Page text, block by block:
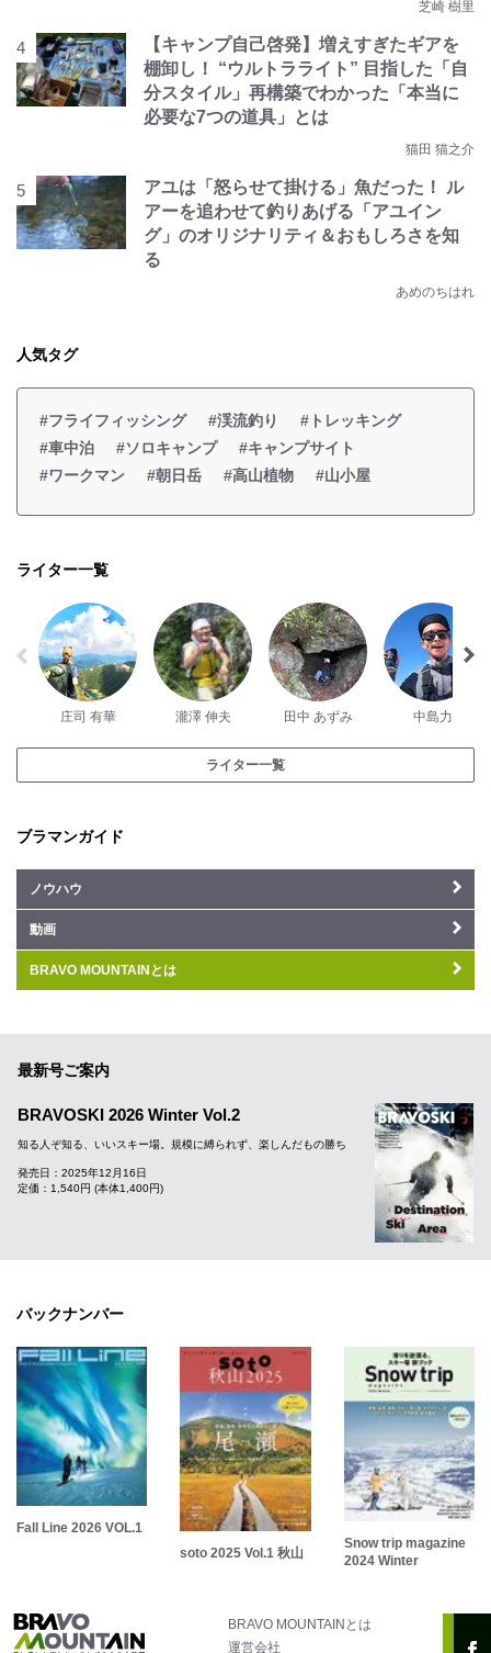
芝崎 樹里
【キャンプ自己啓発】増えすぎたギアを
棚卸し！ “ウルトラライト” 目指した「自
分スタイル」再構築でわかった「本当に
必要な7つの道具」とは
猫田 猫之介
アユは「怒らせて掛ける」魚だった！ ル
アーを追わせて釣りあげる「アユイン
グ」のオリジナリティ＆おもしろさを知
る
あめのちはれ
人気タグ
#フライフィッシング #渓流釣り
#トレッキング
#車中泊
#ソロキャンプ
#キャンプサイト
#ワークマン
#朝日岳 #高山植物 #山小屋
ライター一覧
庄司 有華 瀧澤 伸夫 田中 あずみ 中島力
ライター一覧
ブラマンガイド
ノウハウ
動画
BRAVO MOUNTAINとは
最新号ご案内
BRAVOSKI 2026 Winter Vol.2
知る人ぞ知る、いいスキー場。規模に縛られず、楽しんだもの勝ち
発売日：2025年12月16日
定価：1,540円 (本体1,400円)
バックナンバー
Fall Line 2026 VOL.1
soto 2025 Vol.1 秋山
Snow trip magazine
2024 Winter
BRAVO MOUNTAINとは
運営会社